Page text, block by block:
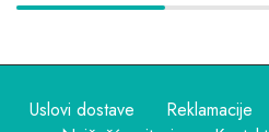
Uslovi dostave Reklamacije